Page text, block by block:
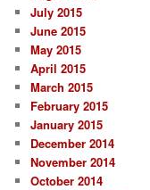
July 2015
June 2015
May 2015
April 2015
March 2015
February 2015
January 2015
December 2014
November 2014
October 2014